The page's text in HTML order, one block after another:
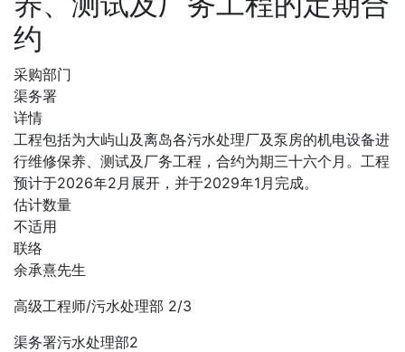
约
采购部门
渠务署
详情
工程包括为大屿山及离岛各污水处理厂及泵房的机电设备进
行维修保养、测试及厂务工程，合约为期三十六个月。工程
预计于2026年2月展开，并于2029年1月完成。
估计数量
不适用
联络
余承熹先生
高级工程师/污水处理部 2/3
渠务署污水处理部2